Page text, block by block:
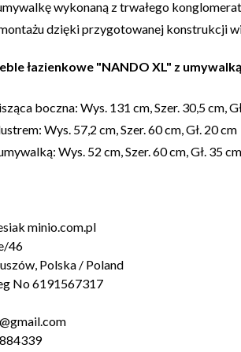
wykonaną z trwałego
dzięki przygotowanej konstrukcji
łazienkowe "NANDO XL" z
boczna: Wys. 131 cm, Szer. 30,5 cm,
Wys. 57,2 cm, Szer. 60 cm, Gł. 20 cm
Wys. 52 cm, Szer. 60 cm, Gł. 35 cm
minio.com.pl
46
Polska / Poland
No 6191567317